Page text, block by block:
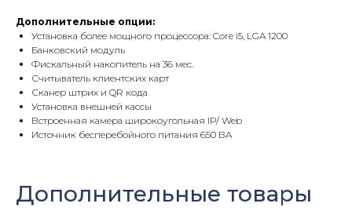
Дополнительные опции:
Установка более мощного процессора: Core i5, LGA 1200
Банковский модуль
Фискальный накопитель на 36 мес.
Считыватель клиентских карт
Сканер штрих и QR кода
Установка внешней кассы
Встроенная камера широкоугольная IP/ Web
Источник бесперебойного питания 650 ВA
Дополнительные товары
Оставить заявку